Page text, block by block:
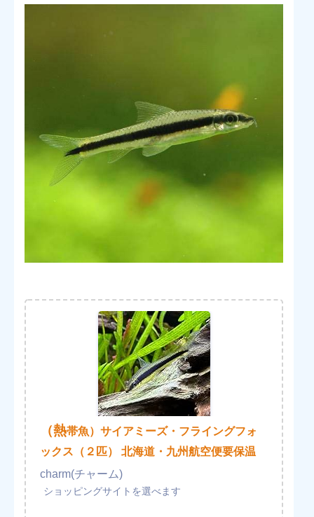
（熱帯魚）サイアミーズ・フライングフォ
ックス（２匹） 北海道・九州航空便要保温
charm(チャーム)